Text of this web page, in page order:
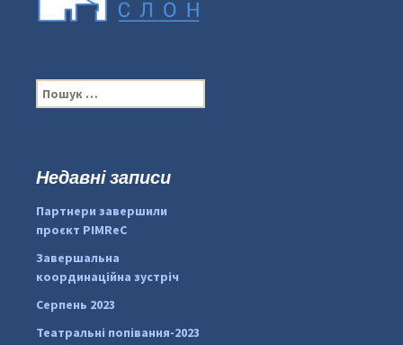
#PipIvanToday
pimrec_project
П
о
:Недавні записи
Партнери завершили
проєкт PIMReC
Завершальна
координаційна зустріч
Серпень 2023
Театральні попівання-2023